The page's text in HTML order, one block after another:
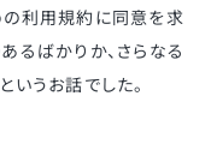
の利用規約に同意を求
るばかりか、さらなる
いうお話でした。